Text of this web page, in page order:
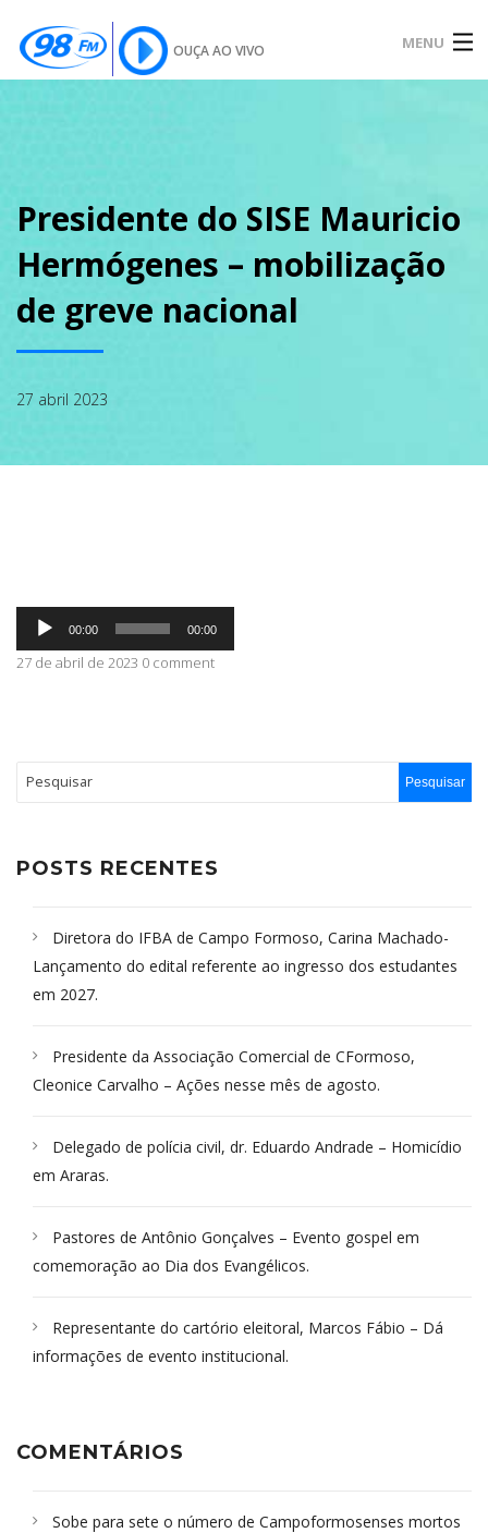
OUÇA AO VIVO MENU
SOBRE
CONTATO
Presidente do SISE Mauricio
Hermógenes – mobilização
de greve nacional
27 abril 2023
Tocador
áudio
00:00 00:00
27 de abril de 2023 0 comment
POSTS RECENTES
Diretora do IFBA de Campo Formoso, Carina Machado-
Lançamento do edital referente ao ingresso dos estudantes
em 2027.
Presidente da Associação Comercial de CFormoso,
Cleonice Carvalho – Ações nesse mês de agosto.
Delegado de polícia civil, dr. Eduardo Andrade – Homicídio
em Araras.
Pastores de Antônio Gonçalves – Evento gospel em
comemoração ao Dia dos Evangélicos.
Representante do cartório eleitoral, Marcos Fábio – Dá
informações de evento institucional.
COMENTÁRIOS
Sobe para sete o número de Campoformosenses mortos